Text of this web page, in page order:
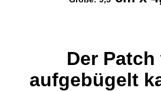
Der Patch
aufgebügelt